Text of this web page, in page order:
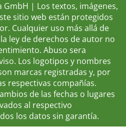
GmbH | Los textos, imágenes,
sitio web están protegidos
Cualquier uso más allá de
ley de derechos de autor no
Abuso sera
Los logotipos y nombres
marcas registradas y, por
respectivas compañías.
de las fechas o lugares
al respectivo
los datos sin garantía.